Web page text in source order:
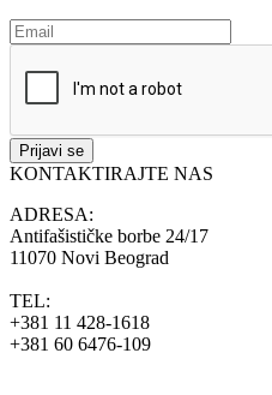
KONTAKTIRAJTE NAS
ADRESA:
Antifašističke borbe 24/17
11070 Novi Beograd
TEL:
+381 11 428-1618
+381 60 6476-109